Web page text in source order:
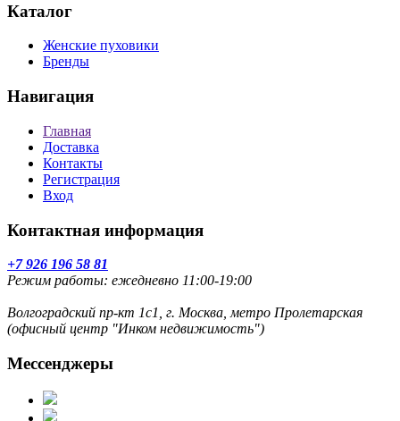
Каталог
Женские пуховики
Бренды
Навигация
Главная
Доставка
Контакты
Регистрация
Вход
Контактная информация
+7 926 196 58 81
Режим работы: ежедневно 11:00-19:00
Волгоградский пр-кт 1с1, г. Москва, метро Пролетарская
(офисный центр "Инком недвижимость")
Мессенджеры